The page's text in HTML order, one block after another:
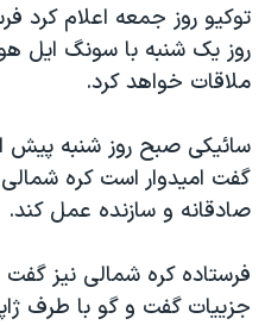
فرهنگ و زندگی
حقوق شهروندی
علم و فناوری
اسرائیل در جنگ
آرشیو پخش زنده
مستندها
انتخابات ریاست جمهوری آمریکا ۲۰۲۴
رمز مهسا
ورزش زنان در ایران
مجموعه مستندهای دادخواهی
دنبال کنید
زبانهای مختلف
توکيو روز جمعه اعلام کرد
روز يک شنبه با سونگ ايل
ملاقات خواهد کرد.
سائيکی صبح روز شنبه پيش
گفت اميدوار است کره
صادقانه و سازنده عمل کند.
فرستاده کره شمالی نيز
جزييات گفت و گو با طرف